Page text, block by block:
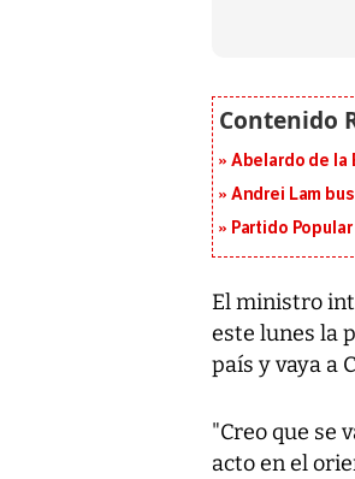
Abelardo de la
Andrei Lam
Partido
El ministro
este lunes la
país y vaya a
"Creo que se
acto en el